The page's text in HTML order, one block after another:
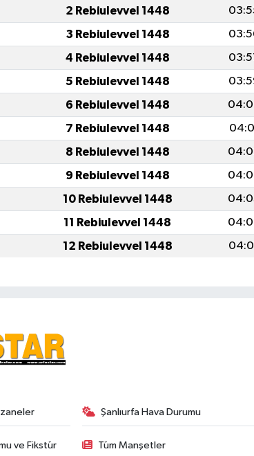
2 Rebiulevvel 1448
3 Rebiulevvel 1448
4 Rebiulevvel 1448
5 Rebiulevvel 1448
6 Rebiulevvel 1448
7 Rebiulevvel 1448
8 Rebiulevvel 1448
9 Rebiulevvel 1448
10 Rebiulevvel 1448
11 Rebiulevvel 1448
12 Rebiulevvel 1448
Şanlıurfa Hava Durumu
ve Fikstür Tüm Manşetler